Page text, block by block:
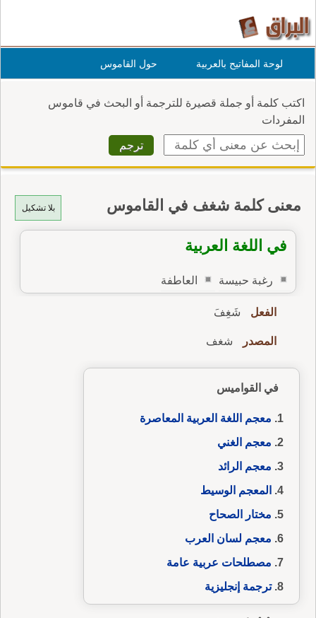
لوحة المفاتيح بالعربية حول القاموس
اكتب كلمة أو جملة قصيرة للترجمة أو البحث في قاموس
المفردات
بلا تشكيل معنى كلمة شغف في القاموس
في اللغة العربية
رغبة حبيسة العاطفة
الفعل شَغِفَ
المصدر شغف
في القواميس
معجم اللغة العربية المعاصرة
معجم الغني
معجم الرائد
المعجم الوسيط
مختار الصحاح
معجم لسان العرب
مصطلحات عربية عامة
ترجمة إنجليزية